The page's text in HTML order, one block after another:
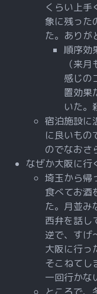
くらい上手
象に残った
た。ありが
順序効
（来
感じの
置効果
いた。
宿泊施設に
に良いもの
のでなおさ
なぜか大阪に行
埼玉から帰
食べてお酒
た。月並み
西弁を話し
逆で、すげ
大阪に行っ
そこねてし
一回行かな